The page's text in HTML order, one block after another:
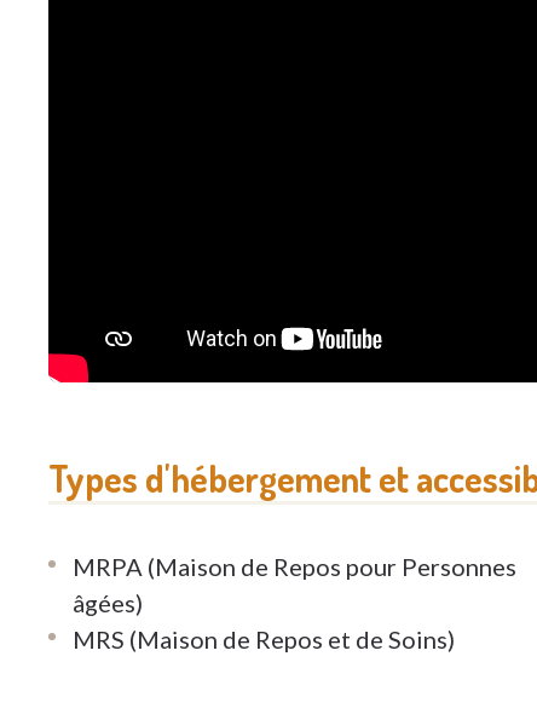
Types d'hébergement et
MRPA (Maison de Repos pour Personnes
âgées)
MRS (Maison de Repos et de Soins)